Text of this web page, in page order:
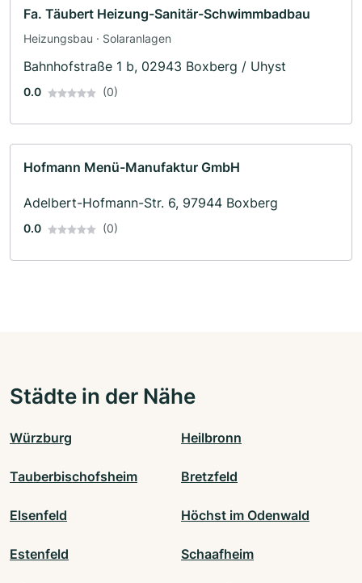
Fa. Täubert Heizung-Sanitär-Schwimmbadbau
Heizungsbau · Solaranlagen
Bahnhofstraße 1 b, 02943 Boxberg / Uhyst
0.0 (0)
Hofmann Menü-Manufaktur GmbH
Adelbert-Hofmann-Str. 6, 97944 Boxberg
0.0 (0)
Städte in der Nähe
Würzburg Heilbronn
Tauberbischofsheim Bretzfeld
Elsenfeld Höchst im Odenwald
Estenfeld Schaafheim